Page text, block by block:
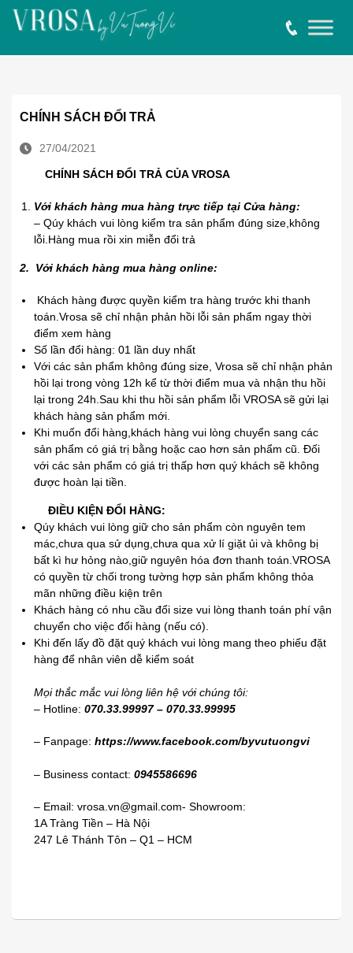
CHÍNH SÁCH ĐỔI TRẢ
27/04/2021
CHÍNH SÁCH ĐỔI TRẢ CỦA VROSA
Với khách hàng mua hàng trực tiếp tại Cửa hàng:
– Qúy khách vui lòng kiểm tra sản phẩm đúng size,không
lỗi.Hàng mua rồi xin miễn đổi trả
2. Với khách hàng mua hàng online:
Khách hàng được quyền kiểm tra hàng trước khi thanh
toán.Vrosa sẽ chỉ nhận phản hồi lỗi sản phẩm ngay thời
điểm xem hàng
Số lần đổi hàng: 01 lần duy nhất
Với các sản phẩm không đúng size, Vrosa sẽ chỉ nhận phản
hồi lại trong vòng 12h kể từ thời điểm mua và nhận thu hồi
lại trong 24h.Sau khi thu hồi sản phẩm lỗi VROSA sẽ gửi lại
khách hàng sản phẩm mới.
Khi muốn đổi hàng,khách hàng vui lòng chuyển sang các
sản phẩm có giá trị bằng hoặc cao hơn sản phẩm cũ. Đối
với các sản phẩm có giá trị thấp hơn quý khách sẽ không
được hoàn lại tiền.
ĐIỀU KIỆN ĐỔI HÀNG:
Qúy khách vui lòng giữ cho sản phẩm còn nguyên tem
mác,chưa qua sử dụng,chưa qua xử lí giặt ủi và không bị
bất kì hư hỏng nào,giữ nguyên hóa đơn thanh toán.VROSA
có quyền từ chối trong tường hợp sản phẩm không thỏa
mãn những điều kiện trên
Khách hàng có nhu cầu đổi size vui lòng thanh toán phí vận
chuyển cho việc đổi hàng (nếu có).
Khi đến lấy đồ đặt quý khách vui lòng mang theo phiếu đặt
hàng để nhân viên dễ kiểm soát
Mọi thắc mắc vui lòng liên hệ với chúng tôi:
– Hotline: 070.33.99997 – 070.33.99995
– Fanpage: https://www.facebook.com/byvutuongvi
– Business contact: 0945586696
– Email: vrosa.vn@gmail.com- Showroom:
1A Tràng Tiền – Hà Nội
247 Lê Thánh Tôn – Q1 – HCM